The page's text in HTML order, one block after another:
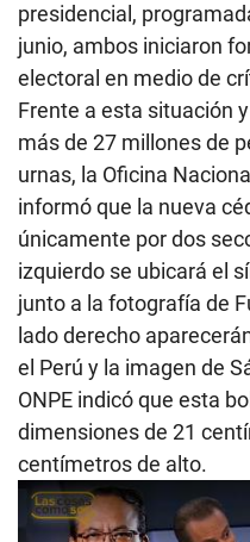
presidencial,
junio, ambos iniciaron
electoral en medio de
Frente a esta situación
más de 27 millones de
urnas, la Oficina
informó que la nueva
únicamente por dos
izquierdo se ubicará el
junto a la fotografía de
lado derecho
el Perú y la imagen de
ONPE indicó que esta
dimensiones de 21
centímetros de alto.